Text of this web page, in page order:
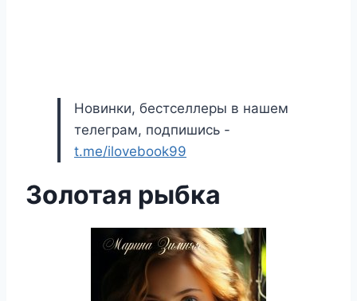
Новинки, бестселлеры в нашем
телеграм, подпишись -
t.me/ilovebook99
Золотая рыбка